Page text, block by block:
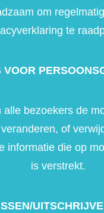
om
te
VOOR
alle bezoekers de
of
informatie die op
is verstrekt.